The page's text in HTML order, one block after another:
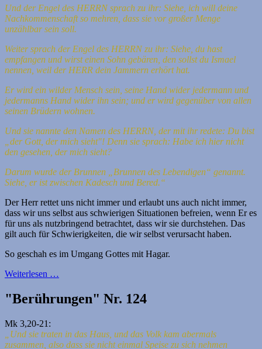
Und der Engel des HERRN sprach zu ihr: Siehe, ich will deine
Nachkommenschaft so mehren, dass sie vor großer Menge
unzählbar sein soll.
Weiter sprach der Engel des HERRN zu ihr: Siehe, du hast
empfangen und wirst einen Sohn gebären, den sollst du Ismael
nennen, weil der HERR dein Jammern erhört hat.
Er wird ein wilder Mensch sein, seine Hand wider jedermann und
jedermanns Hand wider ihn sein; und er wird gegenüber von allen
seinen Brüdern wohnen.
Und sie nannte den Namen des HERRN, der mit ihr redete: Du bist
„der Gott, der mich sieht"! Denn sie sprach: Habe ich hier nicht
den gesehen, der mich sieht?
Darum wurde der Brunnen „Brunnen des Lebendigen“ genannt.
Siehe, er ist zwischen Kadesch und Bered.“
Der Herr rettet uns nicht immer und erlaubt uns auch nicht immer,
dass wir uns selbst aus schwierigen Situationen befreien, wenn Er es
für uns als nutzbringend betrachtet, dass wir sie durchstehen. Das
gilt auch für Schwierigkeiten, die wir selbst verursacht haben.
So geschah es im Umgang Gottes mit Hagar.
Weiterlesen …
"Berührungen" Nr. 124
Mk 3,20-21:
„Und sie traten in das Haus, und das Volk kam abermals
zusammen, also dass sie nicht einmal Speise zu sich nehmen